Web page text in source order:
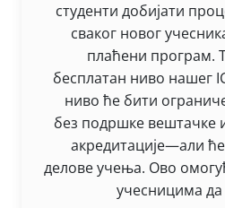
студенти добијати
сваког новог
плаћени програм.
бесплатан ниво нашег
ниво ће бити
без подршке вештачке
акредитације—али
делове учења. Ово
учесницима